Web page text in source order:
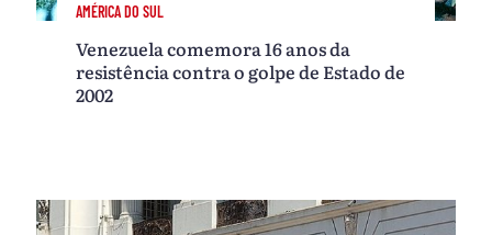
AMÉRICA DO SUL
Venezuela comemora 16 anos da
resistência contra o golpe de Estado de
2002